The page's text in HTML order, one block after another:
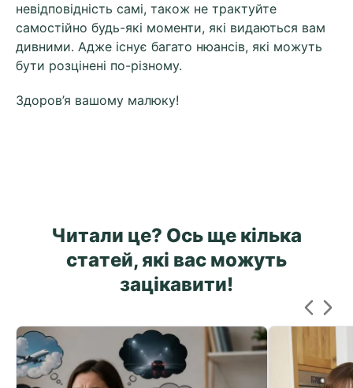
невідповідність самі, також не трактуйте
самостійно будь-які моменти, які видаються вам
дивними. Адже існує багато нюансів, які можуть
бути розцінені по-різному.
Здоров’я вашому малюку!
Читали це? Ось ще кілька
статей, які вас можуть
зацікавити!